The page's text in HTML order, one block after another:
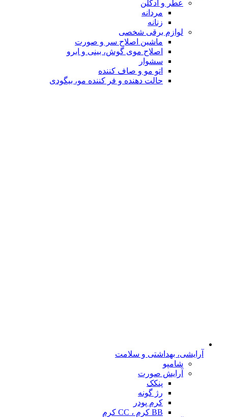
عطر و ادکلن
مردانه
زنانه
لوازم برقی شخصی
ماشین اصلاح سر و صورت
اصلاح موی گوش، بینی و ابرو
سشوار
اتو مو و صاف کننده
حالت دهنده و فر کننده مو، بیگودی
آرایشی، بهداشتی و سلامت
شامپو
آرایش صورت
پنکک
رژ گونه
کرم پودر
BB کرم ، CC کرم